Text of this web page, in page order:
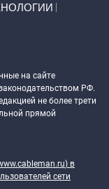
на сайте
РФ.
не более трети
прямой
) в
сети